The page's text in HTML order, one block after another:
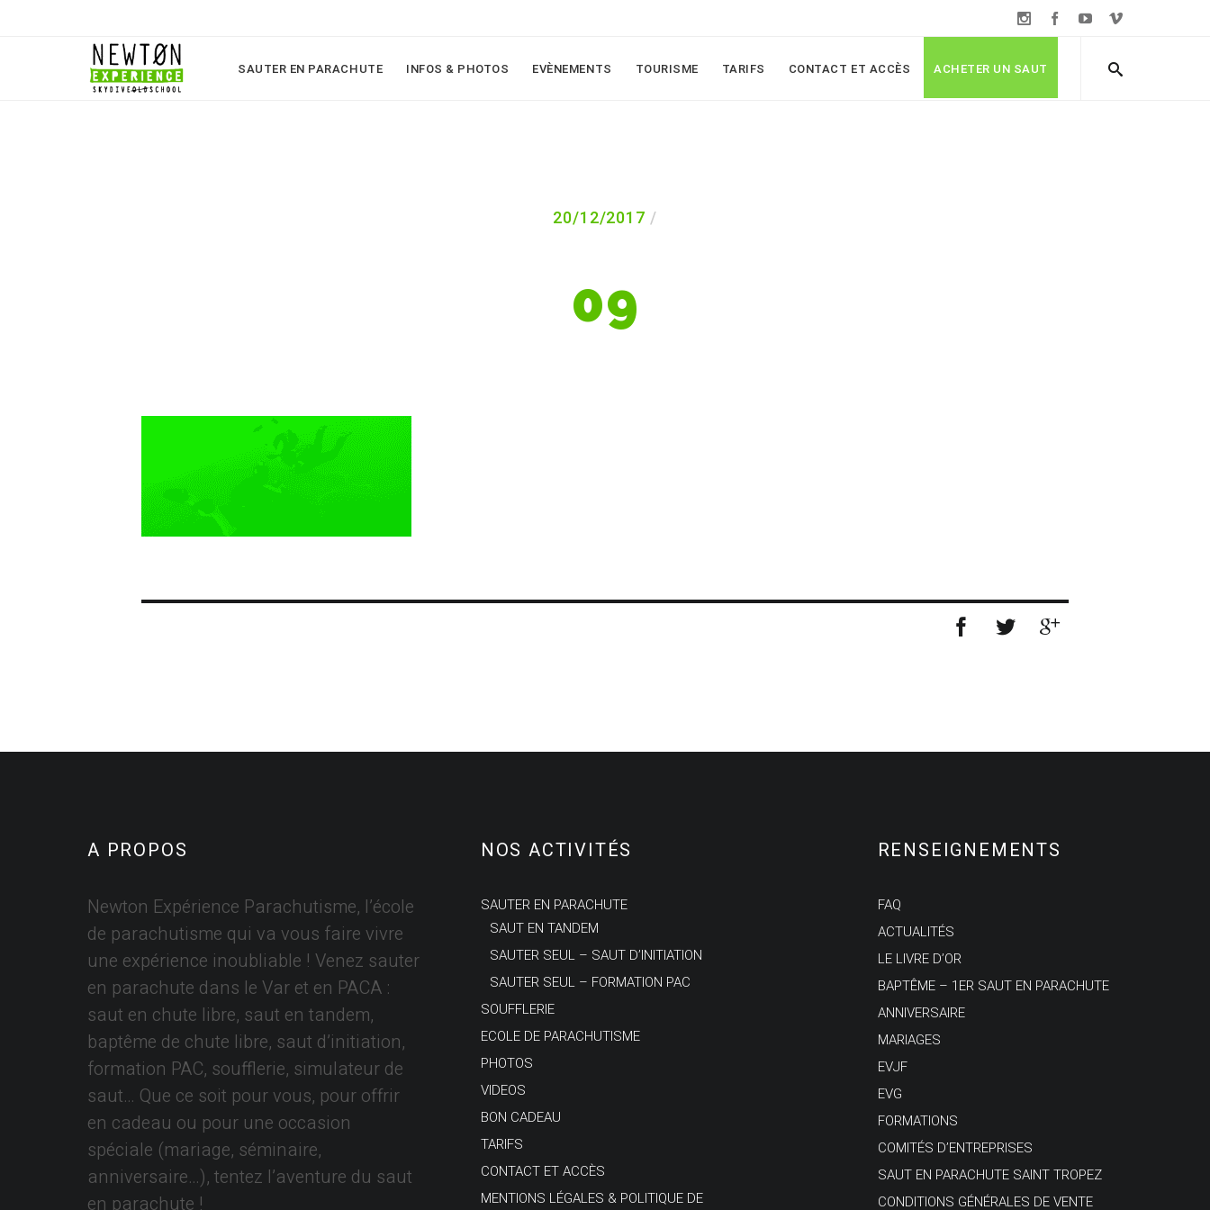
SAUTER EN PARACHUTE INFOS & PHOTOS EVÈNEMENTS TOURISME TARIFS CONTACT ET ACCÈS ACHETER UN SAUT
20/12/2017
09
A PROPOS
Newton Expérience Parachutisme, l’école
de parachutisme qui va vous faire vivre
une expérience inoubliable ! Venez sauter
en parachute dans le Var et en PACA :
saut en chute libre, saut en tandem,
baptême de chute libre, saut d’initiation,
formation PAC, soufflerie, simulateur de
saut… Que ce soit pour vous, pour offrir
en cadeau ou pour une occasion
spéciale (mariage, séminaire,
anniversaire…), tentez l’aventure du saut
en parachute !
NOS ACTIVITÉS
SAUTER EN PARACHUTE
SAUT EN TANDEM
SAUTER SEUL – SAUT D’INITIATION
SAUTER SEUL – FORMATION PAC
SOUFFLERIE
ECOLE DE PARACHUTISME
PHOTOS
VIDEOS
BON CADEAU
TARIFS
CONTACT ET ACCÈS
MENTIONS LÉGALES & POLITIQUE DE
RENSEIGNEMENTS
FAQ
ACTUALITÉS
LE LIVRE D’OR
BAPTÊME – 1ER SAUT EN PARACHUTE
ANNIVERSAIRE
MARIAGES
EVJF
EVG
FORMATIONS
COMITÉS D’ENTREPRISES
SAUT EN PARACHUTE SAINT TROPEZ
CONDITIONS GÉNÉRALES DE VENTE